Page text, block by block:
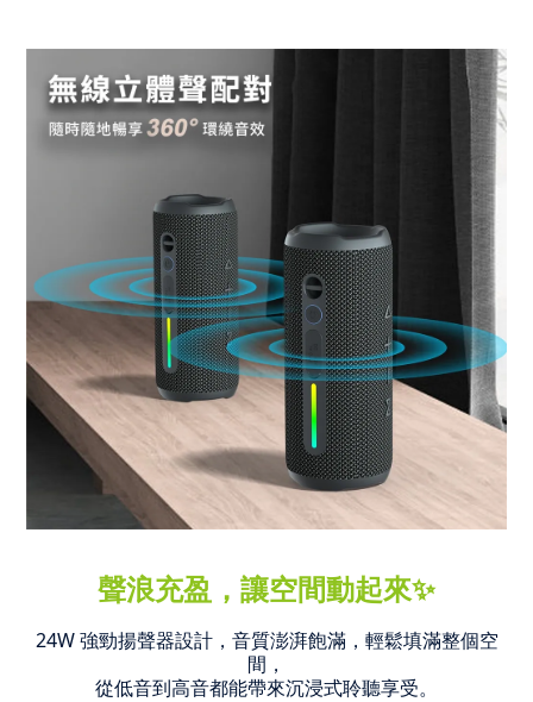
聲浪充盈，讓空間動起來✨
24W 強勁揚聲器設計，音質澎湃飽滿，輕鬆填滿整個空
間，
從低音到高音都能帶來沉浸式聆聽享受。